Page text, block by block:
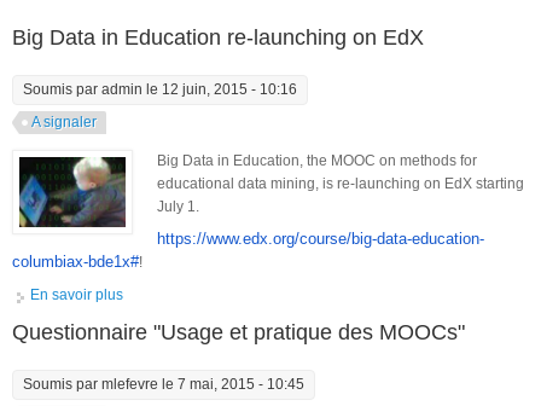
Big Data in Education re-launching on EdX
Soumis par admin le 12 juin, 2015 - 10:16
A signaler
Big Data in Education, the MOOC on methods for
educational data mining, is re-launching on EdX starting
July 1.
https://www.edx.org/course/big-data-education-
columbiax-bde1x#!
En savoir plus
Questionnaire "Usage et pratique des MOOCs"
Soumis par mlefevre le 7 mai, 2015 - 10:45